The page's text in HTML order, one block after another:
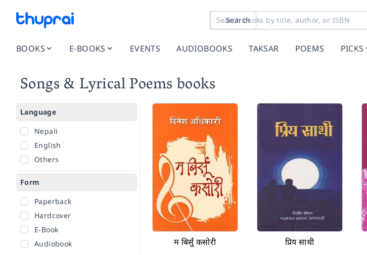
Search
BOOKS E-BOOKS EVENTS AUDIOBOOKS TAKSAR POEMS PICKS
Songs & Lyrical Poems books
Language
Nepali
English
Others
Form
Paperback
Hardcover
E-Book
Audiobook
म बिर्सुं कसोरी प्रिय साथी